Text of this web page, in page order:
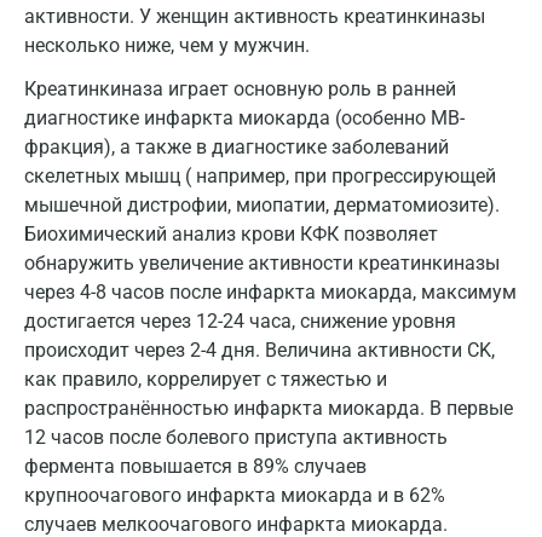
активности. У женщин активность креатинкиназы
несколько ниже, чем у мужчин.
Креатинкиназа играет основную роль в ранней
диагностике инфаркта миокарда (особенно МВ-
фракция), а также в диагностике заболеваний
скелетных мышц ( например, при прогрессирующей
мышечной дистрофии, миопатии, дерматомиозите).
Биохимический анализ крови КФК позволяет
обнаружить увеличение активности креатинкиназы
через 4-8 часов после инфаркта миокарда, максимум
достигается через 12-24 часа, снижение уровня
происходит через 2-4 дня. Величина активности CK,
как правило, коррелирует с тяжестью и
распространённостью инфаркта миокарда. В первые
12 часов после болевого приступа активность
фермента повышается в 89% случаев
крупноочагового инфаркта миокарда и в 62%
случаев мелкоочагового инфаркта миокарда.
Домодедово
Жуковский
Звенигород
Зеленоград
Иваново
Ивантеевка
Ижевск
Истра
Йошкар-Ола
Калининград